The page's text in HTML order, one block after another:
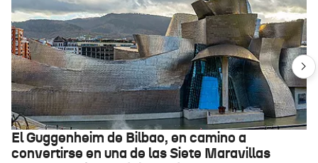
El Guggenheim de Bilbao, en camino a
convertirse en una de las Siete Maravillas